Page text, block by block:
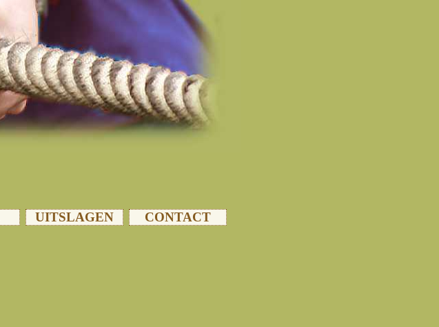
UITSLAGEN CONTACT